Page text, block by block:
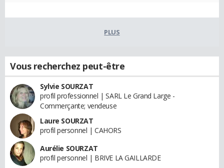
PLUS
Vous recherchez peut-être
Sylvie SOURZAT
profil professionnel | SARL Le Grand Large -
Commerçante; vendeuse
Laure SOURZAT
profil personnel | CAHORS
Aurélie SOURZAT
profil personnel | BRIVE LA GAILLARDE